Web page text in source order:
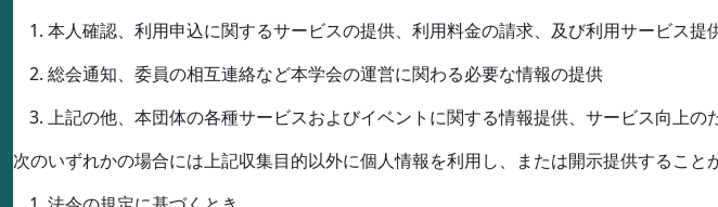
本人確認、利用申込に関するサービスの提供、利用料金の請求、及び利用サービス
総会通知、委員の相互連絡など本学会の運営に関わる必要な情報の提供
上記の他、本団体の各種サービスおよびイベントに関する情報提供、サービス向上の
次のいずれかの場合には上記収集目的以外に個人情報を利用し、または開示提供すること